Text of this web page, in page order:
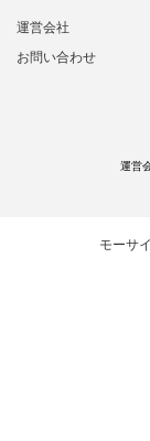
運営会社
お問い合わせ
運営
モーサ